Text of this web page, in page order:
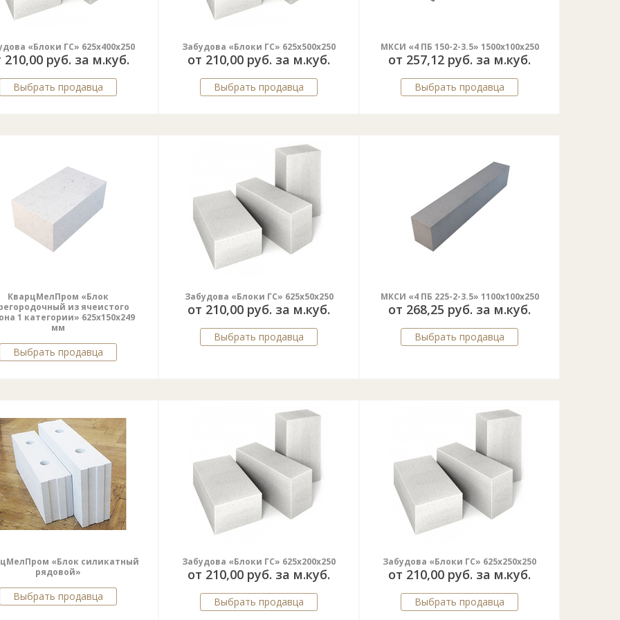
«Блоки ГС» 625x400x250
210,00 руб. за м.куб.
Выбрать продавца
Забудова «Блоки ГС» 625x500x250
от 210,00 руб. за м.куб.
Выбрать продавца
МКСИ «4 ПБ 150-2-3.5» 1500х100х250
от 257,12 руб. за м.куб.
Выбрать продавца
КварцМелПром «Блок
из ячеистого
1 категории» 625х150х249
мм
Выбрать продавца
Забудова «Блоки ГС» 625x50x250
от 210,00 руб. за м.куб.
Выбрать продавца
МКСИ «4 ПБ 225-2-3.5» 1100х100х250
от 268,25 руб. за м.куб.
Выбрать продавца
«Блок силикатный
рядовой»
Выбрать продавца
Забудова «Блоки ГС» 625x200x250
от 210,00 руб. за м.куб.
Выбрать продавца
Забудова «Блоки ГС» 625x250x250
от 210,00 руб. за м.куб.
Выбрать продавца